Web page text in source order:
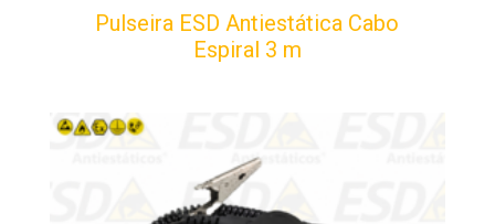
Pulseira ESD Antiestática Cabo
Espiral 3 m